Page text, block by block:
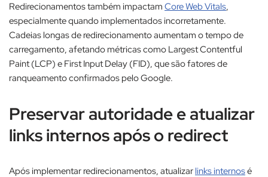
Redirecionamentos também impactam Core Web Vitals,
especialmente quando implementados incorretamente.
Cadeias longas de redirecionamento aumentam o tempo de
carregamento, afetando métricas como Largest Contentful
Paint (LCP) e First Input Delay (FID), que são fatores de
ranqueamento confirmados pelo Google.​
Preservar autoridade e atualizar
links internos após o redirect
Após implementar redirecionamentos, atualizar links internosé